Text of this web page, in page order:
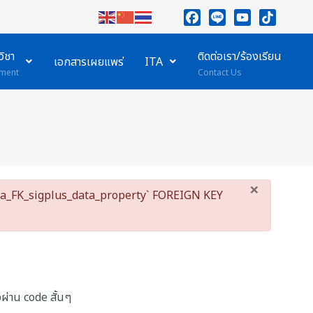
Facebook
LineYouTube
TikTok
า
เอกสารเผยแพร่ ITA ติดต่อเรา/ร้องเรียน
Contact Us
×
FOREIGN KEY
าน code สั้นๆ